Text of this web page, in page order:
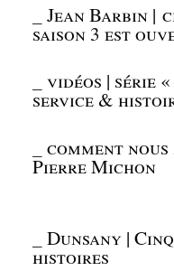
_Jean Barbin |
saison 3 est
_vidéos | série
service &
_comment
Pierre Michon
_Dunsany |
histoires